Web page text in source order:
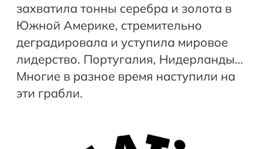
захватила тонны серебра и золота в
Южной Америке, стремительно
деградировала и уступила мировое
лидерство. Португалия, Нидерланды…
Многие в разное время наступили на
эти грабли.